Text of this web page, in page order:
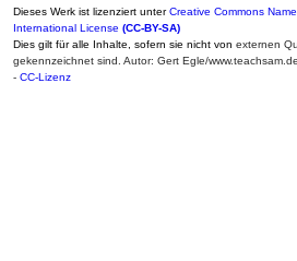
Dieses Werk ist lizenziert unterCreative Commons
International License (CC-BY-SA)
Dies gilt für alle Inhalte, sofern sie nicht von externen
gekennzeichnet sind. Autor: Gert Egle/www.teachsam.de
- CC-Lizenz